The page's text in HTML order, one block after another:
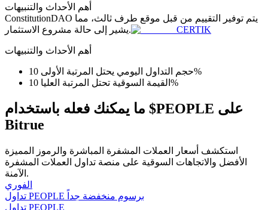
معلومة
تحليل البيانات الضخمة بما في ذلك المعلومات التجارية، وما
مرشد
دليل المبتدئين للعقود الآجلة
أهم الأحداث والتنبيهات
ConstitutionDAO يتم توفير التقييم من قبل موقع طرف ثالث، مما
يشير إلى حالة مشروع الاستثمار.
CERTIK
أهم الأحداث والتنبيهات
حجم التداول اليومي يحتل المرتبة الأولى 10%
القيمة السوقية تحتل المرتبة العليا 10%
ما يمكنك فعله باستخدام $PEOPLE على
Bitrue
استكشف أسعار العملات المشفرة المباشرة والرموز المميزة
الأفضل والاتجاهات السوقية على منصة تداول العملات المشفرة
الآمنة.
الفوري
تداول PEOPLE برسوم منخفضة جداً
تداول PEOPLE